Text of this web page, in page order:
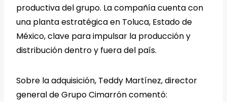
productiva del grupo. La compañía cuenta con
una planta estratégica en Toluca, Estado de
México, clave para impulsar la producción y
distribución dentro y fuera del país.
Sobre la adquisición, Teddy Martínez, director
general de Grupo Cimarrón comentó: